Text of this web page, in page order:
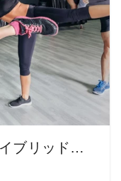
筋トレとエクササイズのハイブリッド【ボディコンバット】が人気の理由